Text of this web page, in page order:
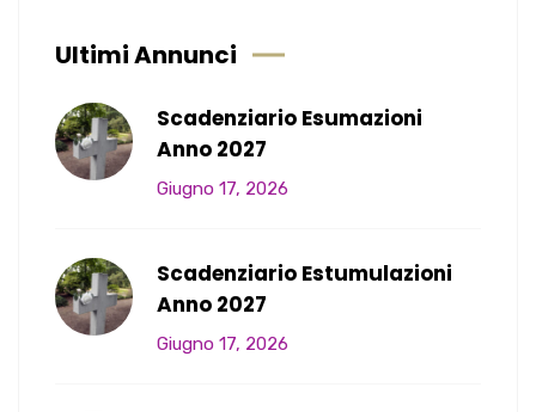
Ultimi Annunci
Scadenziario Esumazioni
Anno 2027
Giugno 17, 2026
Scadenziario Estumulazioni
Anno 2027
Giugno 17, 2026